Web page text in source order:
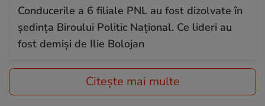
Conducerile a 6 filiale PNL au fost dizolvate în
ședința Biroului Politic Național. Ce lideri au
fost demiși de Ilie Bolojan
Citește mai multe